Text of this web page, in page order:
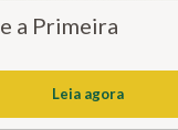
a Primeira
Leia agora